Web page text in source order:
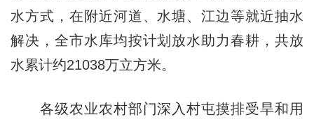
水方式，在附近河道、水塘、江边等就近抽水
解决，全市水库均按计划放水助力春耕，共放
水累计约21038万立方米。
各级农业农村部门深入村屯摸排受旱和用